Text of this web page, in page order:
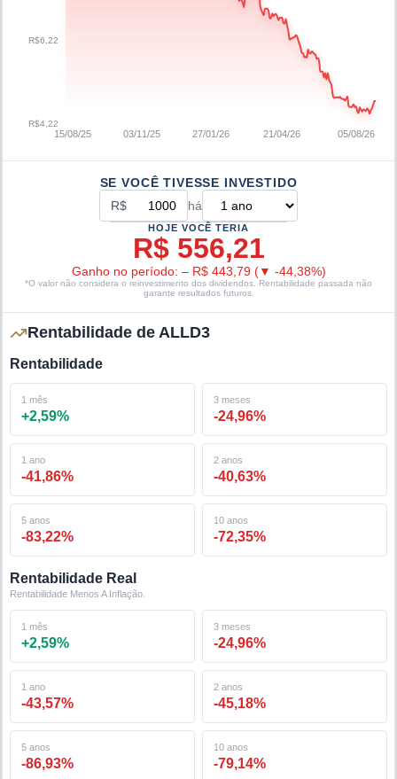
15/08/25 03/11/25 27/01/26 21/04/26 05/08/26
R$4,22
R$6,22
SE VOCÊ TIVESSE INVESTIDO
R$
há
HOJE VOCÊ TERIA
R$ 556,21
Ganho no período: – R$ 443,79 (▼ -44,38%)
*O valor não considera o reinvestimento dos dividendos. Rentabilidade passada não
garante resultados futuros.
Rentabilidade de ALLD3
Rentabilidade
1 mês
+2,59%
3 meses
-24,96%
1 ano
-41,86%
2 anos
-40,63%
5 anos
-83,22%
10 anos
-72,35%
Rentabilidade Real
Rentabilidade Menos A Inflação.
1 mês
+2,59%
3 meses
-24,96%
1 ano
-43,57%
2 anos
-45,18%
5 anos
-86,93%
10 anos
-79,14%